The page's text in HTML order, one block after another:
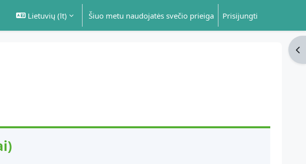
Lietuvių ‎(lt)‎ Šiuo metu naudojatės svečio prieiga Prisijungti